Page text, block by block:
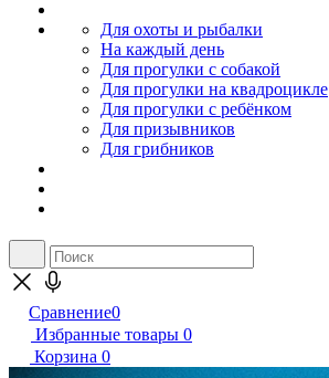
Для охоты и рыбалки
На каждый день
Для прогулки с собакой
Для прогулки на квадроцикле
Для прогулки с ребёнком
Для призывников
Для грибников
Сравнение0
Избранные товары 0
Корзина 0